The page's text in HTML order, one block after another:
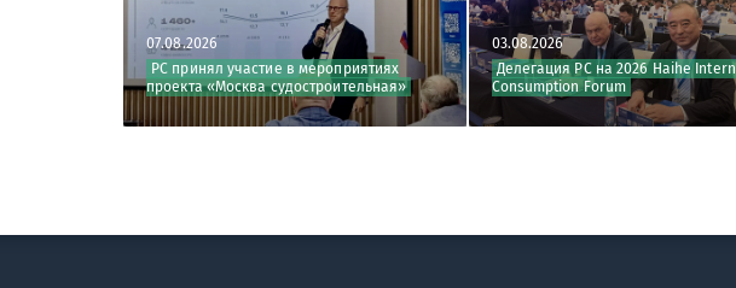
07.08.2026
РС принял участие в мероприятиях
проекта «Москва судостроительная»
03.08.2026
Делегация РС на 2026 Haihe International
Consumption Forum